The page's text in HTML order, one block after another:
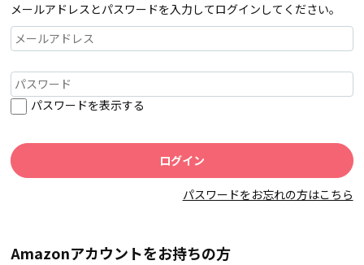
メールアドレスとパスワードを入力してログインしてください。
パスワードを表示する
パスワードをお忘れの方はこちら
Amazonアカウントをお持ちの方